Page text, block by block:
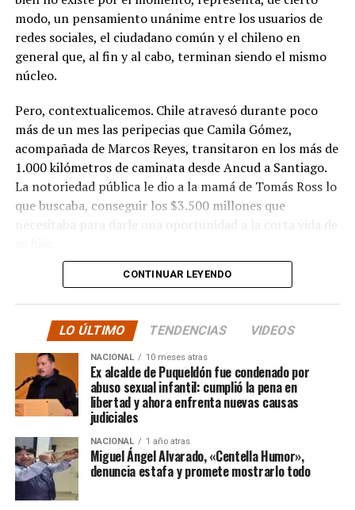
modo, un pensamiento unánime entre los usuarios de
redes sociales, el ciudadano común y el chileno en
general que, al fin y al cabo, terminan siendo el mismo
núcleo.
Pero, contextualicemos. Chile atravesó durante poco
más de un mes las peripecias que Camila Gómez,
acompañada de Marcos Reyes, transitaron en los más de
1.000 kilómetros de caminata desde Ancud a Santiago.
La notoriedad pública le dio a la mamá de Tomás Ross lo
que buscaba, conseguir los $3.500 millones que
necesitaba para darle una oportunidad a la corta vida de
La solidaridad y empatía de los chilenos en cada paso
sino que se superó con creces. De hecho, el último
cómputo dado a conocer reveló la suma total de
$3.689.545.200.
Según Camila Gómez, el excedente de casi $200
millones sería destinadopara los costos médicos
asociados al suministro del Elevidys «porque los 3.500
millonessolo incluye el frasco del fármaco y no los
otros gastos relacionados con los tres meses del
tratamiento
«, indicó a Meganonoticias.cl
CONTINUAR LEYENDO
LO ÚLTIMO TENDENCIAS VIDEOS
NACIONAL 10 meses atras
Ex alcalde de Puqueldón fue condenado por
abuso sexual infantil: cumplió la pena en
libertad y ahora enfrenta nuevas causas
judiciales
NACIONAL 1 año atras
Miguel Ángel Alvarado, «Centella Humor»,
denuncia estafa y promete mostrarlo todo